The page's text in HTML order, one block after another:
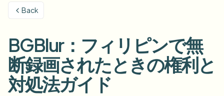
GDPRコンプライアンスぼかし
ストリートインタビューぼかし
AI Video Object Remover
写真の顔をオンラインでぼかす
小売・EC
医療
クリニックと患者向けビデオガバナンス
公共部門
FOIA、安全な開示、編集
Whitepapers
ツール
カテゴリ
製品
Back
BGBlur：フィリピンで無
断録画されたときの権利と
対処法ガイド